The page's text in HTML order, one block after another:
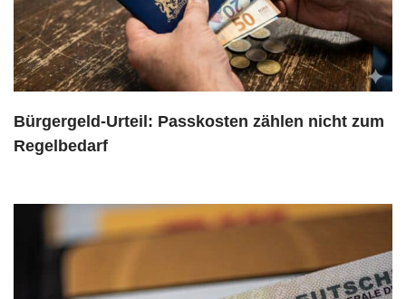
Bürgergeld-Urteil: Passkosten zählen nicht zum
Regelbedarf